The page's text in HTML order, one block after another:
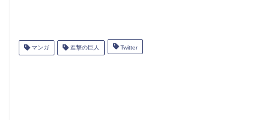
マンガ 進撃の巨人 Twitter